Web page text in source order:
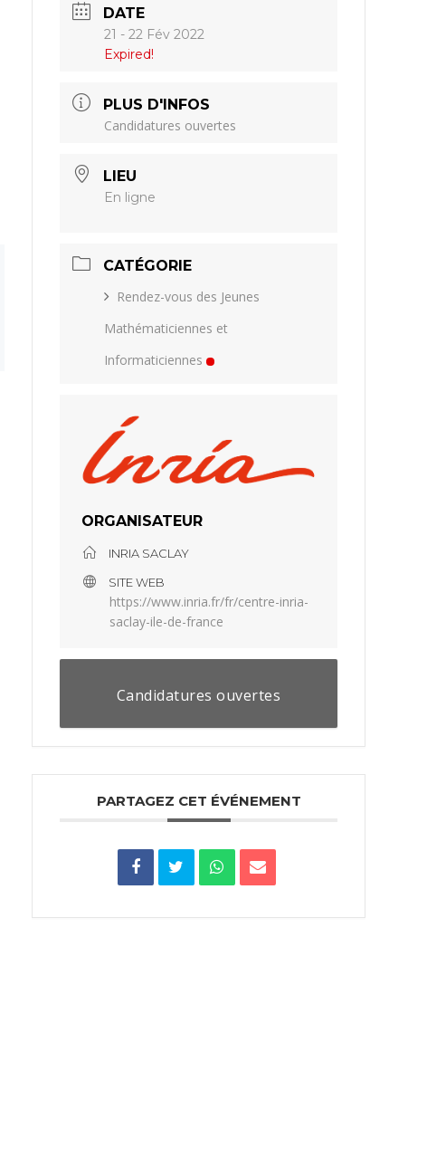
DATE
21 - 22 Fév 2022
Expired!
PLUS D'INFOS
Candidatures ouvertes
LIEU
En ligne
CATÉGORIE
Rendez-vous des Jeunes
Mathématiciennes et
Informaticiennes
ORGANISATEUR
INRIA SACLAY
SITE WEB
https://www.inria.fr/fr/centre-inria-
saclay-ile-de-france
Candidatures ouvertes
PARTAGEZ CET ÉVÉNEMENT